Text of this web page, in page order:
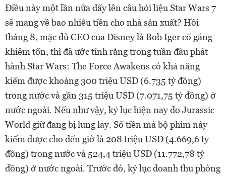
Điều này một lần nữa dấy lên câu hỏi liệu Star Wars 7
sẽ mang về bao nhiêu tiền cho nhà sản xuất? Hồi
tháng 8, mặc dù CEO của Disney là Bob Iger cố gắng
khiêm tốn, thì đã ước tính rằng trong tuần đầu phát
hành Star Wars: The Force Awakens có khả năng
kiếm được khoảng 300 triệu USD (6.735 tỷ đồng)
trong nước và gần 315 triệu USD (7.071,75 tỷ đồng) ở
nước ngoài. Nếu như vậy, kỷ lục hiện nay do Jurassic
World giữ đang bị lung lay. Số tiền mà bộ phim này
kiếm được cho đến giờ là 208 triệu USD (4.669,6 tỷ
đồng) trong nước và 524,4 triệu USD (11.772,78 tỷ
đồng) ở nước ngoài. Trước đó, kỷ lục doanh thu phòng